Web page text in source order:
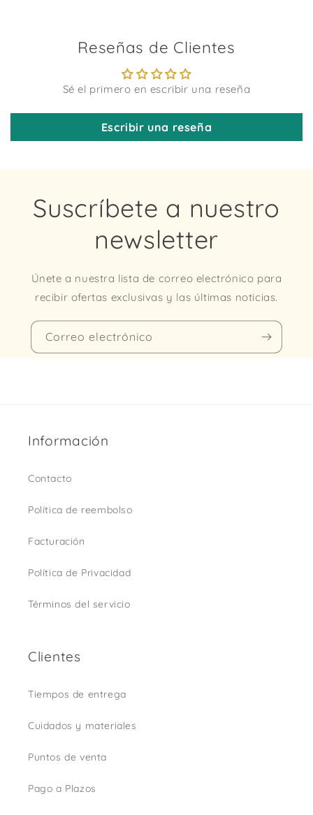
Reseñas de Clientes
Sé el primero en escribir una reseña
Escribir una reseña
Suscríbete a nuestro
newsletter
Únete a nuestra lista de correo electrónico para
recibir ofertas exclusivas y las últimas noticias.
Correo electrónico
Información
Contacto
Política de reembolso
Facturación
Política de Privacidad
Términos del servicio
Clientes
Tiempos de entrega
Cuidados y materiales
Puntos de venta
Pago a Plazos